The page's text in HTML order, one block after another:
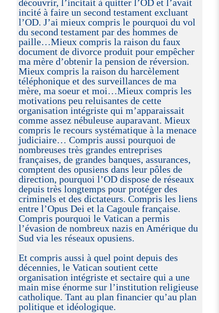
découvrir, l’incitait à quitter l’OD et l’avait
incité à faire un second testament excluant
l’OD. J’ai mieux compris le pourquoi du vol
du second testament par des hommes de
paille…Mieux compris la raison du faux
document de divorce produit pour empêcher
ma mère d’obtenir la pension de réversion.
Mieux compris la raison du harcèlement
téléphonique et des surveillances de ma
mère, ma soeur et moi…Mieux compris les
motivations peu reluisantes de cette
organisation intégriste qui m’apparaissait
comme assez nébuleuse auparavant. Mieux
compris le recours systématique à la menace
judiciaire… Compris aussi pourquoi de
nombreuses très grandes entreprises
françaises, de grandes banques, assurances,
comptent des opusiens dans leur pôles de
direction, pourquoi l’OD dispose de réseaux
depuis très longtemps pour protéger des
criminels et des dictateurs. Compris les liens
entre l’Opus Dei et la Cagoule française.
Compris pourquoi le Vatican a permis
l’évasion de nombreux nazis en Amérique du
Sud via les réseaux opusiens.
Et compris aussi à quel point depuis des
décennies, le Vatican soutient cette
organisation intégriste et sectaire qui a une
main mise énorme sur l’institution religieuse
catholique. Tant au plan financier qu’au plan
politique et idéologique.